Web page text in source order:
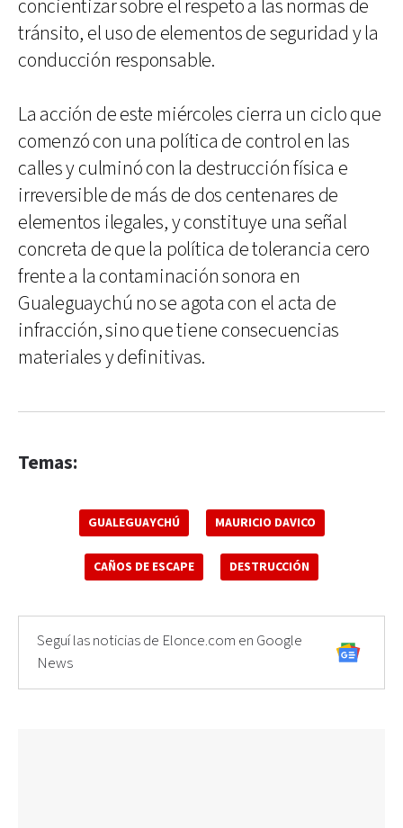
concientizar sobre el respeto a las normas de
tránsito, el uso de elementos de seguridad y la
conducción responsable.
La acción de este miércoles cierra un ciclo que
comenzó con una política de control en las
calles y culminó con la destrucción física e
irreversible de más de dos centenares de
elementos ilegales, y constituye una señal
concreta de que la política de tolerancia cero
frente a la contaminación sonora en
Gualeguaychú no se agota con el acta de
infracción, sino que tiene consecuencias
materiales y definitivas.
Temas:
GUALEGUAYCHÚ MAURICIO DAVICO
CAÑOS DE ESCAPE DESTRUCCIÓN
Seguí las noticias de Elonce.com en Google
News